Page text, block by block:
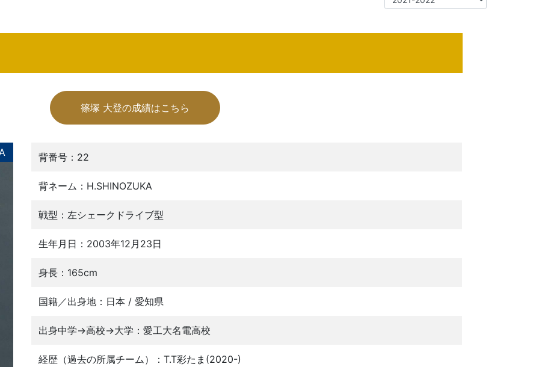
篠塚 大登の成績はこちら
背番号：22
背ネーム：H.SHINOZUKA
戦型：左シェークドライブ型
生年月日：2003年12月23日
身長：165cm
国籍／出身地：日本 / 愛知県
出身中学→高校→大学：愛工大名電高校
経歴（過去の所属チーム）：T.T彩たま(2020-)